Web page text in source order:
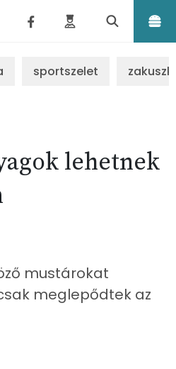
sportszelet
lehetnek
mustárokat
meglepődtek az